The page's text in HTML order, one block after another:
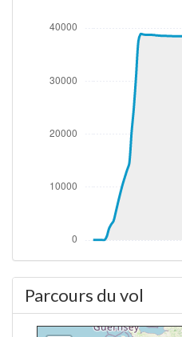
1.01G / tangage -5.41° /
[10:48:11Z] trains rentrés
/ ALT 110ft
[10:48:14Z] L'appareil à
157kts / HDG 267° / TAT
[10:48:27Z] L'appareil en
156kts / VS 3473FPM /
HDG 269° / TAT 30° /
[10:49:19Z] FLAPS 3, KIAS
[10:49:27Z] FLAPS 2, KIAS
[10:49:36Z] FLAPS 1, KIAS
[10:49:45Z] FLAPS UP,
[11:14:12Z] L'appareil à
457kts / HDG 039° / TAT
[12:01:20Z] L'appareil en
494kts / VS 53FPM / ALT
HDG 068° / TAT -30° /
[12:01:29Z] L'appareil à
Parcours du vol